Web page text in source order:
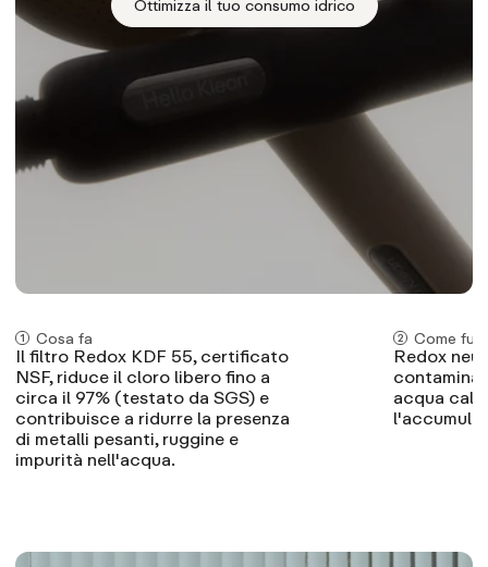
Ottimizza il tuo consumo idrico
Cosa fa
Il filtro Redox KDF 55, certificato
NSF, riduce il cloro libero fino a
circa il 97% (testato da SGS) e
contribuisce a ridurre la presenza
di metalli pesanti, ruggine e
impurità nell'acqua.
Come
Redox
acqua